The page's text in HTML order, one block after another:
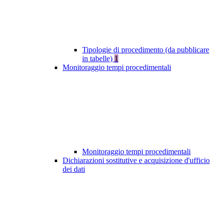
Tipologie di procedimento (da pubblicare
in tabelle) 1
Monitoraggio tempi procedimentali
Monitoraggio tempi procedimentali
Dichiarazioni sostitutive e acquisizione d'ufficio
dei dati